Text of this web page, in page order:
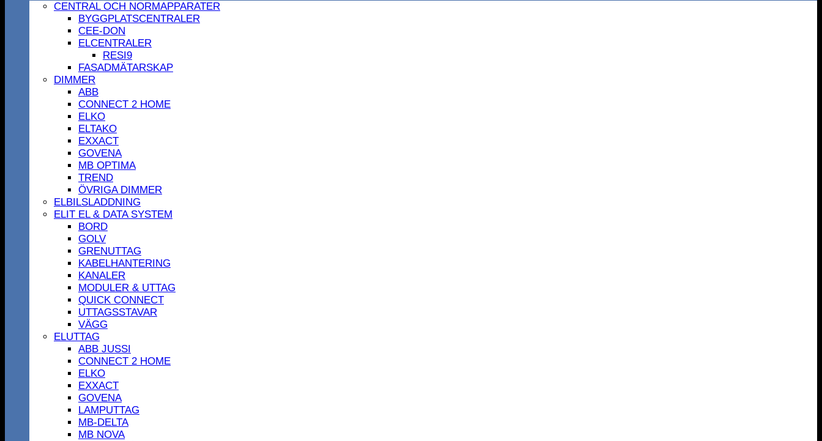
CENTRAL OCH NORMAPPARATER
BYGGPLATSCENTRALER
CEE-DON
ELCENTRALER
RESI9
FASADMÄTARSKAP
DIMMER
ABB
CONNECT 2 HOME
ELKO
ELTAKO
EXXACT
GOVENA
MB OPTIMA
TREND
ÖVRIGA DIMMER
ELBILSLADDNING
ELIT EL & DATA SYSTEM
BORD
GOLV
GRENUTTAG
KABELHANTERING
KANALER
MODULER & UTTAG
QUICK CONNECT
UTTAGSSTAVAR
VÄGG
ELUTTAG
ABB JUSSI
CONNECT 2 HOME
ELKO
EXXACT
GOVENA
LAMPUTTAG
MB-DELTA
MB NOVA